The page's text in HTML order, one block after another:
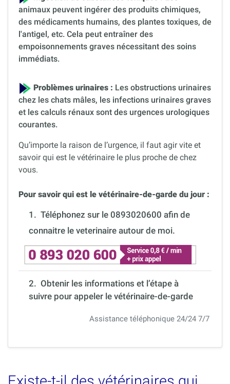
animaux peuvent ingérer des produits chimiques,
des médicaments humains, des plantes toxiques, de
l'antigel, etc. Cela peut entraîner des
empoisonnements graves nécessitant des soins
immédiats.
Problèmes urinaires : Les obstructions urinaires
chez les chats mâles, les infections urinaires graves
et les calculs rénaux sont des urgences urologiques
courantes.
Qu’importe la raison de l’urgence, il faut agir vite et
savoir qui est le vétérinaire le plus proche de chez
vous.
Pour savoir qui est le vétérinaire-de-garde du jour :
1. Téléphonez sur le 0893020600 afin de
connaitre le veterinaire autour de moi.
2. Obtenir les informations et l’étape à
suivre pour appeler le vétérinaire-de-garde
Assistance téléphonique 24/24 7/7